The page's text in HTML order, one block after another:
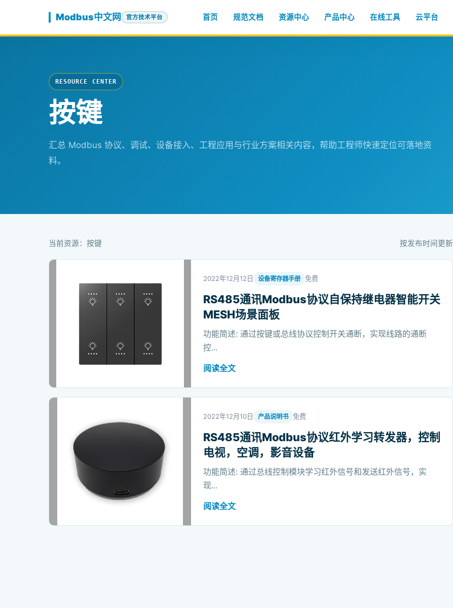
Modbus中文网 官方技术平台 首页 规范文档 资源中心 产品中心 在线工具 云平台
RESOURCE CENTER
按键
汇总 Modbus 协议、调试、设备接入、工程应用与行业方案相关内容，帮助工程师快速定位可落地资
料。
当前资源：按键 按发布时间更新
2022年12月12日 设备寄存器手册 免费
RS485通讯Modbus协议自保持继电器智能开关
MESH场景面板
功能简述: 通过按键或总线协议控制开关通断，实现线路的通断
控...
阅读全文
2022年12月10日 产品说明书 免费
RS485通讯Modbus协议红外学习转发器，控制
电视，空调，影音设备
功能简述: 通过总线控制模块学习红外信号和发送红外信号，实
现...
阅读全文